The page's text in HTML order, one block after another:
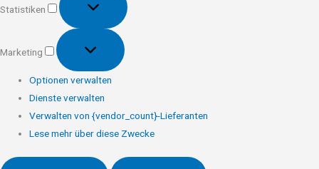
Statistiken
Marketing
Marketing
Optionen verwalten
Dienste verwalten
Verwalten von {vendor_count}-Lieferanten
Lese mehr über diese Zwecke